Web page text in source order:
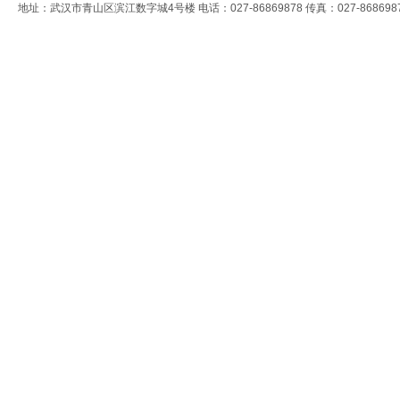
地址：武汉市青山区滨江数字城4号楼 电话：027-86869878 传真：027-